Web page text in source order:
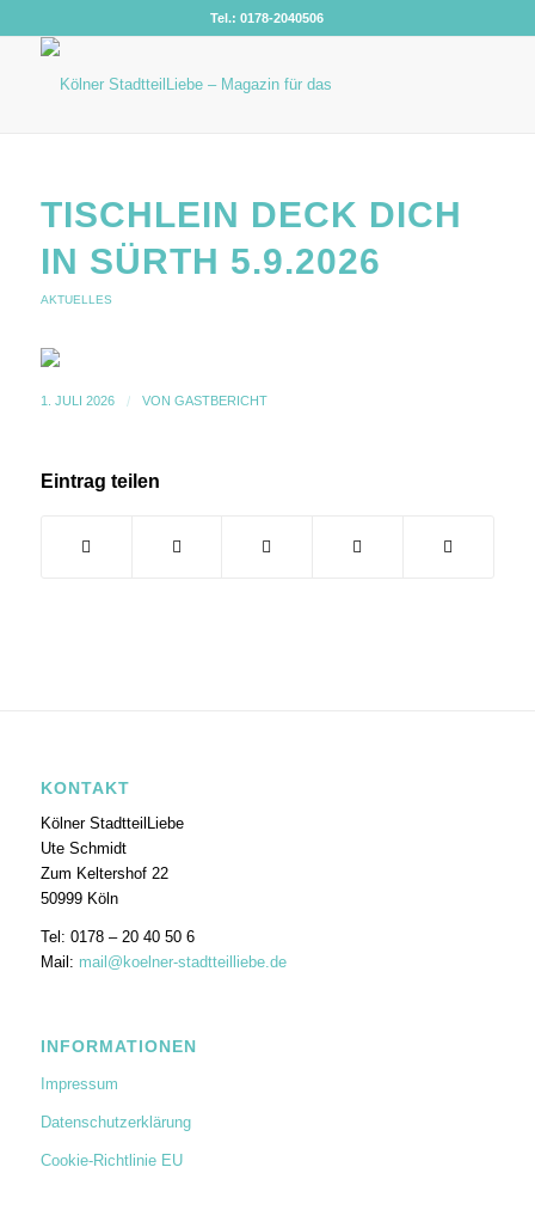
Tel.: 0178-2040506
TISCHLEIN DECK DICH
IN SÜRTH 5.9.2026
AKTUELLES
1. JULI 2026 / VON GASTBERICHT
Eintrag teilen
KONTAKT
Kölner StadtteilLiebe
Ute Schmidt
Zum Keltershof 22
50999 Köln
Tel: 0178 – 20 40 50 6
Mail: mail@koelner-stadtteilliebe.de
INFORMATIONEN
Impressum
Datenschutzerklärung
Cookie-Richtlinie EU